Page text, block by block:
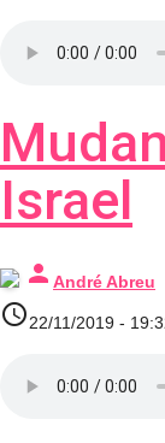
Israel
person André Abreu
access_time22/11/2019 -